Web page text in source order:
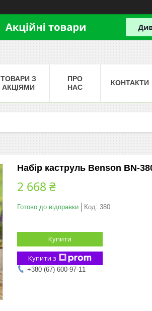
ТОВАРИ З
АКЦІЯМИ
ПРО
НАС
КОНТАКТИ
Набір каструль Benson BN-
2 668 ₴
Готово до відправки Код: 380
Купити
Купити з
+380 (67) 600-97-11